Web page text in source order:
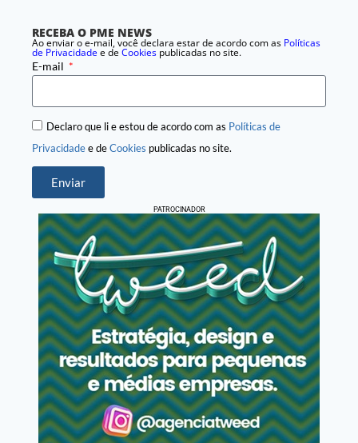
RECEBA O PME NEWS
Ao enviar o e-mail, você declara estar de acordo com as Políticas
de Privacidadee deCookies publicadas no site.
E-mail
Declaro que li e estou de acordo com as Políticas de
Privacidadee deCookies publicadas no site.
Enviar
PATROCINADOR